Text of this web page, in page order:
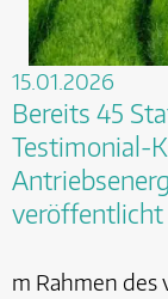
15.01.2026
Bereits 45
Testimonial-
veröffentlicht
m Rahmen